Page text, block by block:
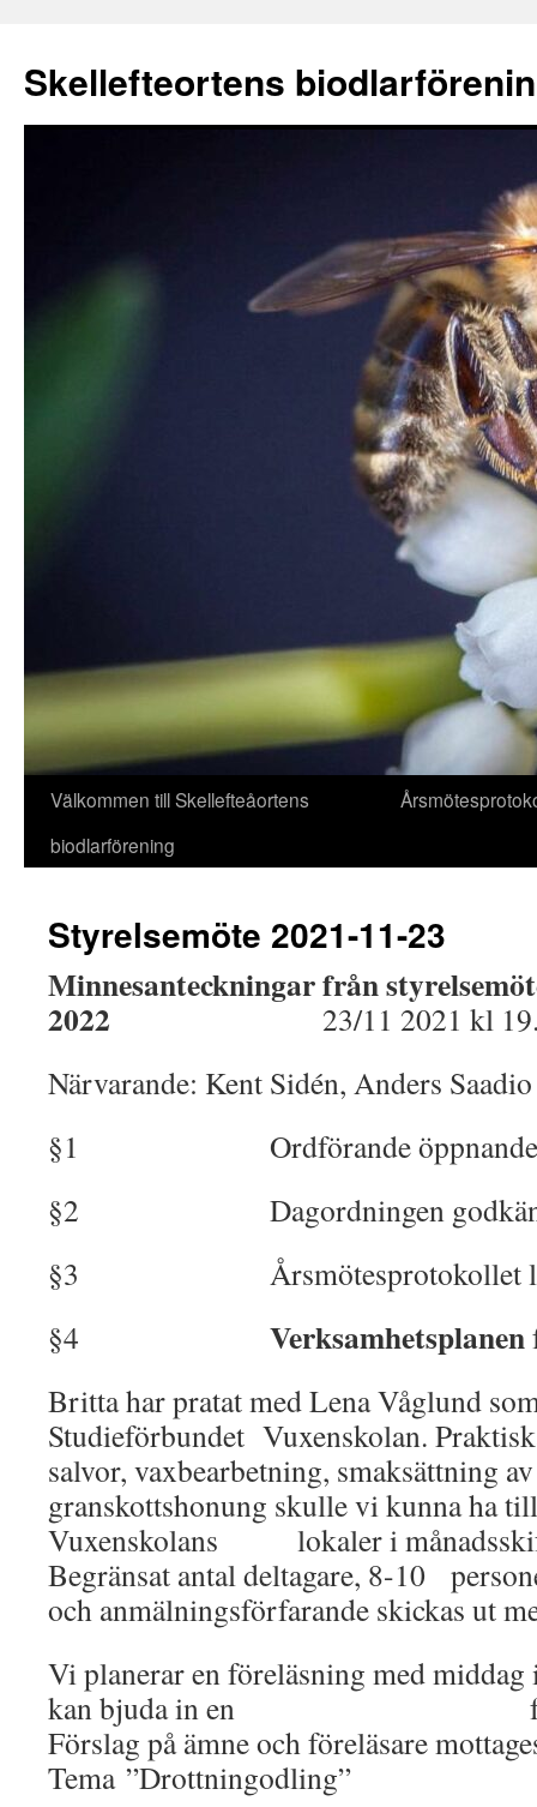
Skellefteortens
Hoppa
till
Välkommen till Skellefteåortens
biodlarförening
Styrelsemöte 2021-11-23
Minnesanteckningar från
2022
23/11 2021 kl
Närvarande: Kent Sidén, Anders
§1 Ordförande öppnande
§2 Dagordningen
§3 Årsmötesprotokollet
§4 Verksamhetsplanen
Britta har pratat med Lena Våglund
Studieförbundet Vuxenskolan.
salvor, vaxbearbetning, smaksättning
granskottshonung skulle vi kunna ha
Vuxenskolans lokaler i
Begränsat antal deltagare, 8-10
och anmälningsförfarande skickas ut
Vi planerar en föreläsning med
kan bjuda in en
Förslag på ämne och föreläsare
Tema ”Drottningodling”